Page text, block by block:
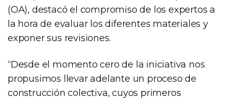
(OA), destacó el compromiso de los expertos a
la hora de evaluar los diferentes materiales y
exponer sus revisiones.
“Desde el momento cero de la iniciativa nos
propusimos llevar adelante un proceso de
construcción colectiva, cuyos primeros